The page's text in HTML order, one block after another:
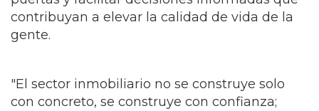
contribuyan a elevar la calidad de vida de la
gente.
"El sector inmobiliario no se construye solo
con concreto, se construye con confianza;